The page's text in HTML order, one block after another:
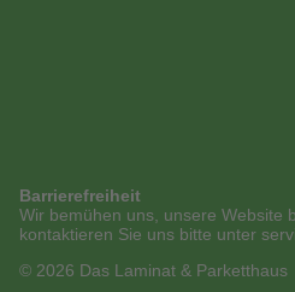
Barrierefreiheit
Wir bemühen uns, unsere Website
kontaktieren Sie uns bitte unter
© 2026 Das Laminat & Parketthaus